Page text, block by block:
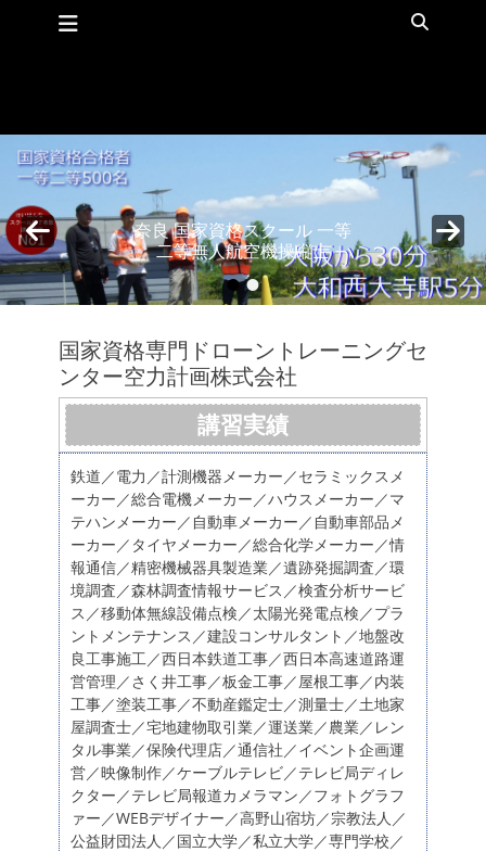
ス
キ
ッ
プ
メインメニュー
••
奈良 国家資格スクール 一等
二等無人航空機操縦士
投稿日:Bywpmaster
国家資格専門ドローントレーニングセ
ンター空力計画株式会社
講習実績
鉄道／電力／計測機器メーカー／セラミックスメ
ーカー／総合電機メーカー／ハウスメーカー／マ
テハンメーカー／自動車メーカー／自動車部品メ
ーカー／タイヤメーカー／総合化学メーカー／情
報通信／精密機械器具製造業／遺跡発掘調査／環
境調査／森林調査情報サービス／検査分析サービ
ス／移動体無線設備点検／太陽光発電点検／プラ
ントメンテナンス／建設コンサルタント／地盤改
良工事施工／西日本鉄道工事／西日本高速道路運
営管理／さく井工事／板金工事／屋根工事／内装
工事／塗装工事／不動産鑑定士／測量士／土地家
屋調査士／宅地建物取引業／運送業／農業／レン
タル事業／保険代理店／通信社／イベント企画運
営／映像制作／ケーブルテレビ／テレビ局ディレ
クター／テレビ局報道カメラマン／フォトグラフ
ァー／WEBデザイナー／高野山宿坊／宗教法人／
公益財団法人／国立大学／私立大学／専門学校／